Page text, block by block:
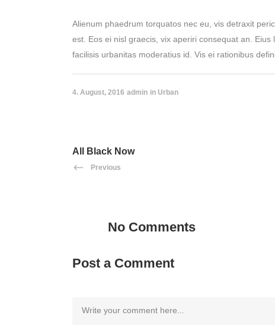
Alienum phaedrum torquatos nec eu, vis detraxit
est. Eos ei nisl graecis, vix aperiri consequat an.
facilisis urbanitas moderatius id. Vis ei rationibus
4. August, 2016 admin in Urban
All Black Now
Previous
No Comments
Post a Comment